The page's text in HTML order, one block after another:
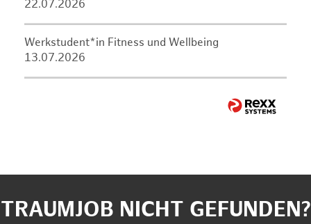
22.07.2026
Werkstudent*in Fitness und Wellbeing
13.07.2026
TRAUMJOB NICHT GEFUNDEN?